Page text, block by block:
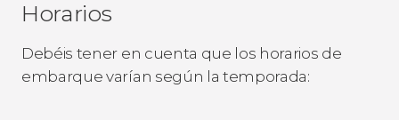
Horarios
Debéis tener en cuenta que los horarios de
embarque varían según la temporada: